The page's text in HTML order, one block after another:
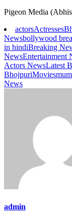
Pigeon Media
actorsActresses
Newsbollywood
in hindiBreaking
NewsEntertainment
Actors NewsLatest
BhojpuriMovies
News
admin